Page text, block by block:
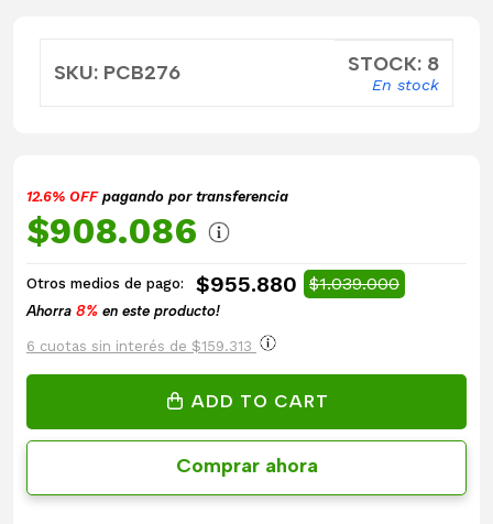
SKU: PCB276 STOCK: 8
En stock
12.6% OFFpagando por transferencia
$908.086
Otros medios de pago: $955.880 $1.039.000
Ahorra 8% en este producto!
6 cuotas sin interés de $159.313
ADD TO CART
Comprar ahora